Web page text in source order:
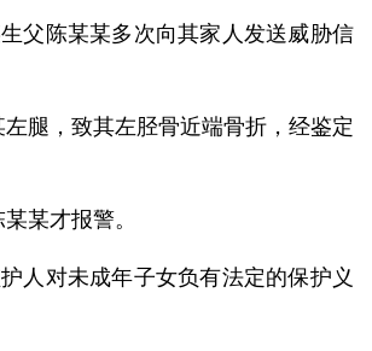
父陈某某多次向其家人发送威胁信
腿，致其左胫骨近端骨折，经鉴定
某才报警。
人对未成年子女负有法定的保护义